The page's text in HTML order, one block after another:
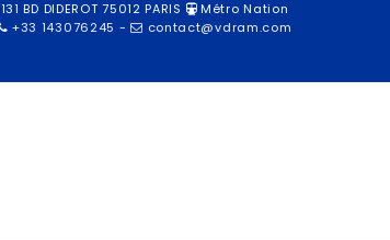
131 BD DIDEROT 75012 PARIS
Métro Nation
+33 143076245 - contact@vdram.com